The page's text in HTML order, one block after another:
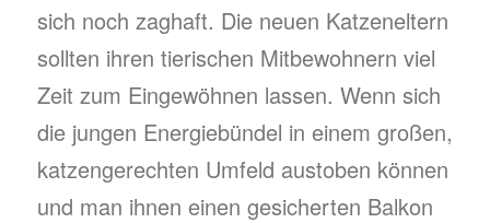
sich noch zaghaft. Die neuen Katzeneltern
sollten ihren tierischen Mitbewohnern viel
Zeit zum Eingewöhnen lassen. Wenn sich
die jungen Energiebündel in einem großen,
katzengerechten Umfeld austoben können
und man ihnen einen gesicherten Balkon